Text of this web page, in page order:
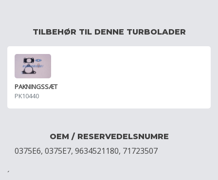
TILBEHØR TIL DENNE TURBOLADER
PAKNINGSSÆT
PK10440
OEM / RESERVEDELSNUMRE
0375E6, 0375E7, 9634521180, 71723507
´